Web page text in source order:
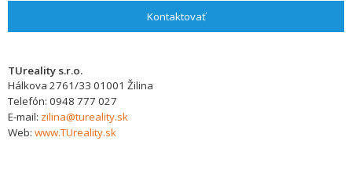
Kontaktovať
TUreality s.r.o.
Hálkova 2761/33 01001 Žilina
Telefón: 0948 777 027
E-mail: zilina@tureality.sk
Web: www.TUreality.sk